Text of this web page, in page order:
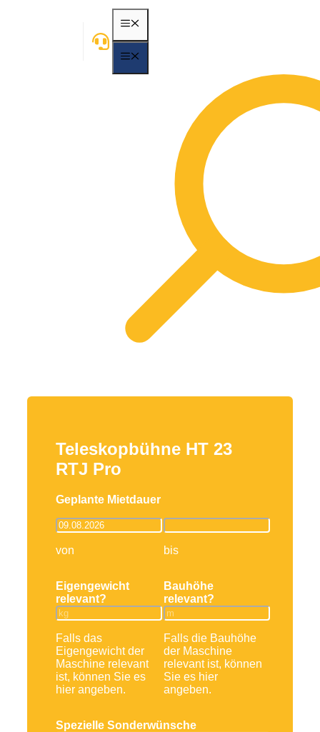
MENÃ¼
Teleskopbühne HT 23
RTJ Pro
Geplante Mietdauer
von bis
Eigengewicht
relevant?
Falls das
Eigengewicht der
Maschine relevant
ist, können Sie es
hier angeben.
Bauhöhe
relevant?
Falls die Bauhöhe
der Maschine
relevant ist, können
Sie es hier
angeben.
Spezielle Sonderwünsche